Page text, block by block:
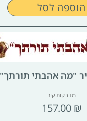
הוספה לסל
"מה אהבתי תורתך"
מדבקות קיר
157.00 ₪